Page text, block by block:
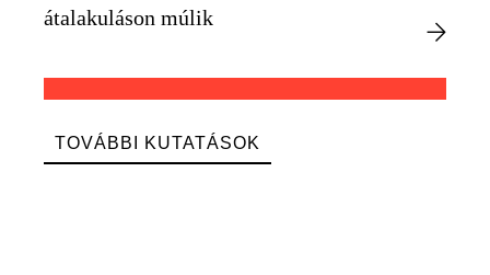
átalakuláson múlik
TOVÁBBI KUTATÁSOK